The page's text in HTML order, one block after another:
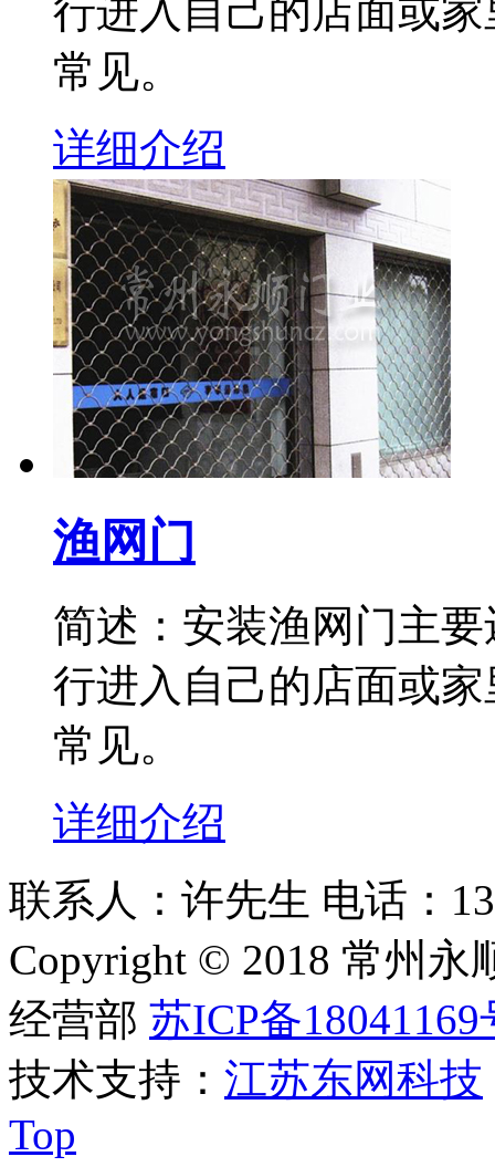
行进入自己的店面或
常见。
详细介绍
渔网门
简述：安装渔网门主
行进入自己的店面或
常见。
详细介绍
联系人：许先生 电话：
Copyright © 2018 常州
经营部 苏ICP备18041169
技术支持： 江苏东网科技
Top